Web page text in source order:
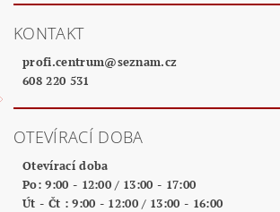
KONTAKT
profi.centrum@seznam.cz
608 220 531
OTEVÍRACÍ DOBA
Otevírací doba
Po: 9:00 - 12:00 / 13:00 - 17:00
Út - Čt : 9:00 - 12:00 / 13:00 - 16:00